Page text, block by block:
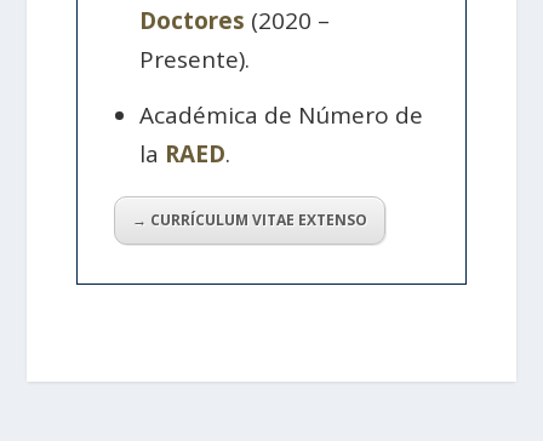
Doctores (2020 –
Presente).
Académica de Número de
la RAED.
→ CURRÍCULUM VITAE EXTENSO